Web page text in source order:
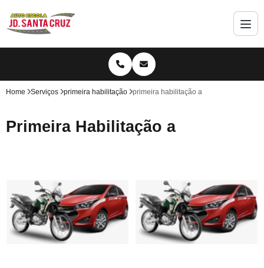
Home Serviços primeira habilitação primeira habilitação a
Primeira Habilitação a